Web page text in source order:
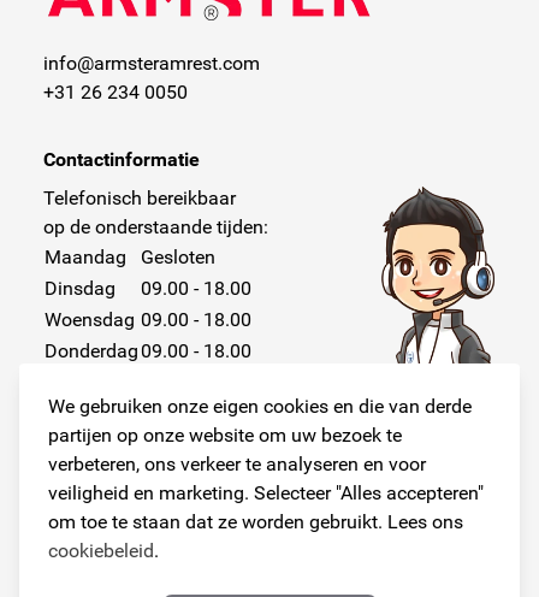
We gebruiken onze eigen cookies en die van derde
partijen op onze website om uw bezoek te
verbeteren, ons verkeer te analyseren en voor
veiligheid en marketing. Selecteer "Alles accepteren"
om toe te staan dat ze worden gebruikt. Lees ons
cookiebeleid.
info@armsteramrest.com
+31 26 234 0050
Contactinformatie
Telefonisch bereikbaar
op de onderstaande tijden:
Maandag
Gesloten
Dinsdag
09.00 - 18.00
Woensdag 09.00 - 18.00
Donderdag 09.00 - 18.00
Zaterdag
Gesloten
Zondag
Gesloten